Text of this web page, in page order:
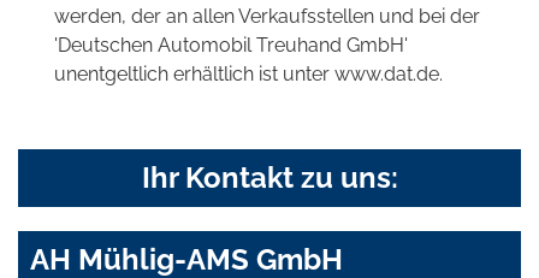
werden, der an allen Verkaufsstellen und bei der
'Deutschen Automobil Treuhand GmbH'
unentgeltlich erhältlich ist unter www.dat.de.
Ihr Kontakt zu uns:
AH Mühlig-AMS GmbH